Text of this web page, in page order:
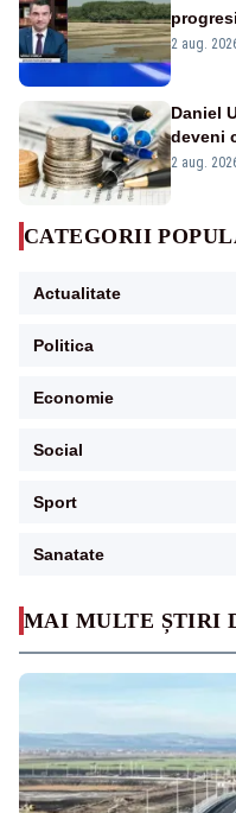
MAI MULTE ȘTIRI
2 aug.
Daniel
deveni
2 aug.
CATEGORII
Actualitate
Politica
Economie
Social
Sport
Sanatate